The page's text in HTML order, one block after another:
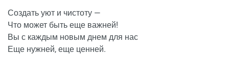
Создать уют и чистоту —
Что может быть еще важней!
Вы с каждым новым днем для нас
Еще нужней, еще ценней.